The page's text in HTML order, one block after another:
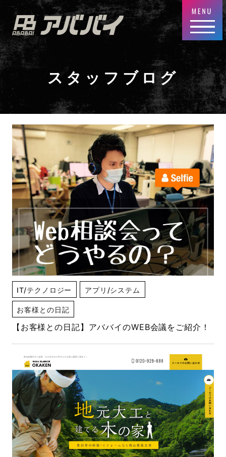
スタッフブログ
IT/テクノロジー アプリ/システム
お客様との日記
【お客様との日記】アババイのWEB会議をご紹介！